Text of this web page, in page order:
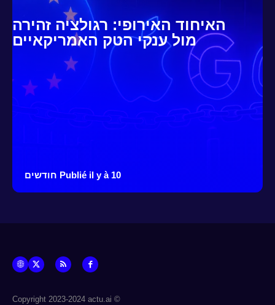
האיחוד האירופי: רגולציה זהירה
מול ענקי הטק האמריקאיים
Publié il y à 10 חודשים
© Copyright 2023-2024 actu.ai